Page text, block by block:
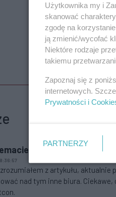
z artykułu,
nad tym inne biura.
Użytkownika my i
skanować
zgodę na
ją zmienić/wycofać
Niektóre rodzaje
takiemu
Zapoznaj się z
internetowych.
Prywatności i
PARTNERZY